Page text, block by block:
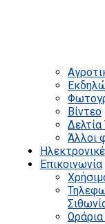
Βίντεο
Άλλοι
Επικοινωνία
Ωράρια